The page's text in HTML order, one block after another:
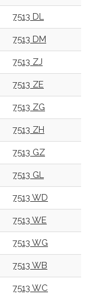
7513 DL
7513 DM
7513 ZJ
7513 ZE
7513 ZG
7513 ZH
7513 GZ
7513 GL
7513 WD
7513 WE
7513 WG
7513 WB
7513 WC